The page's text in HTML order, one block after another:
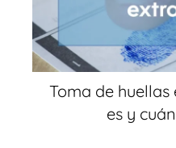
Toma de
es y